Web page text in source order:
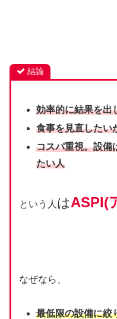
結論
効率的に結果を出
食事を見直したい
コスパ重視。設備
たい人
という人 はASPI(
なぜなら、
最低限の設備に絞